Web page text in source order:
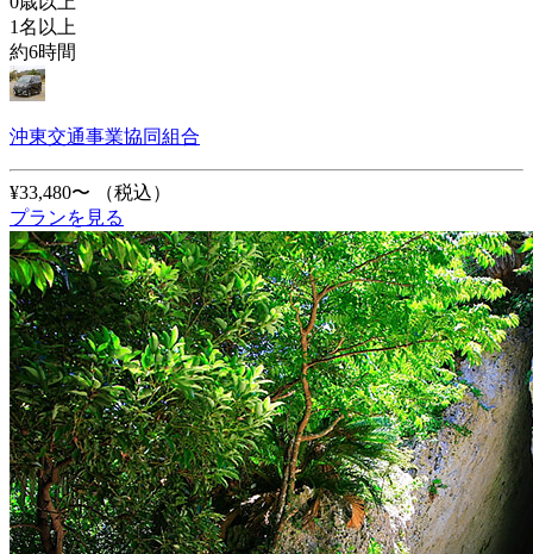
1名以上
約6時間
沖東交通事業協同組合
¥33,480〜
（税込）
プランを見る